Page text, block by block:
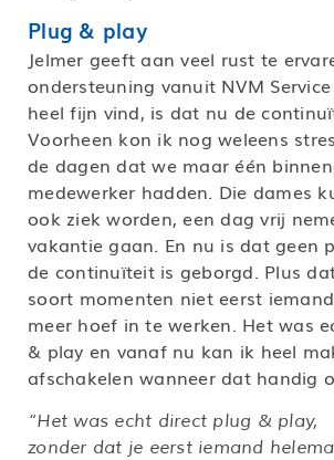
Plug & play
Jelmer geeft aan veel rust te
ondersteuning vanuit NVM
heel fijn vind, is dat nu de
Voorheen kon ik nog weleens
de dagen dat we maar één
medewerker hadden. Die dames
ook ziek worden, een dag vrij
vakantie gaan. En nu is dat geen
de continuïteit is geborgd. Plus
soort momenten niet eerst
meer hoef in te werken. Het was
& play en vanaf nu kan ik heel
afschakelen wanneer dat handig
“Het was echt direct plug & play,
zonder dat je eerst iemand